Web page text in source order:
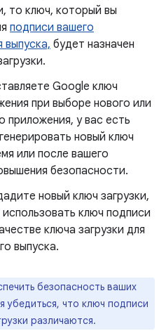
то ключ, который вы
подписи вашего
выпуска, будет назначен
Google ключ
при выборе нового или
у вас есть
новый ключ
или после вашего
безопасности.
новый ключ загрузки,
ключ подписи
ключа загрузки для
выпуска.
безопасность ваших
убедиться, что ключ подписи
различаются.